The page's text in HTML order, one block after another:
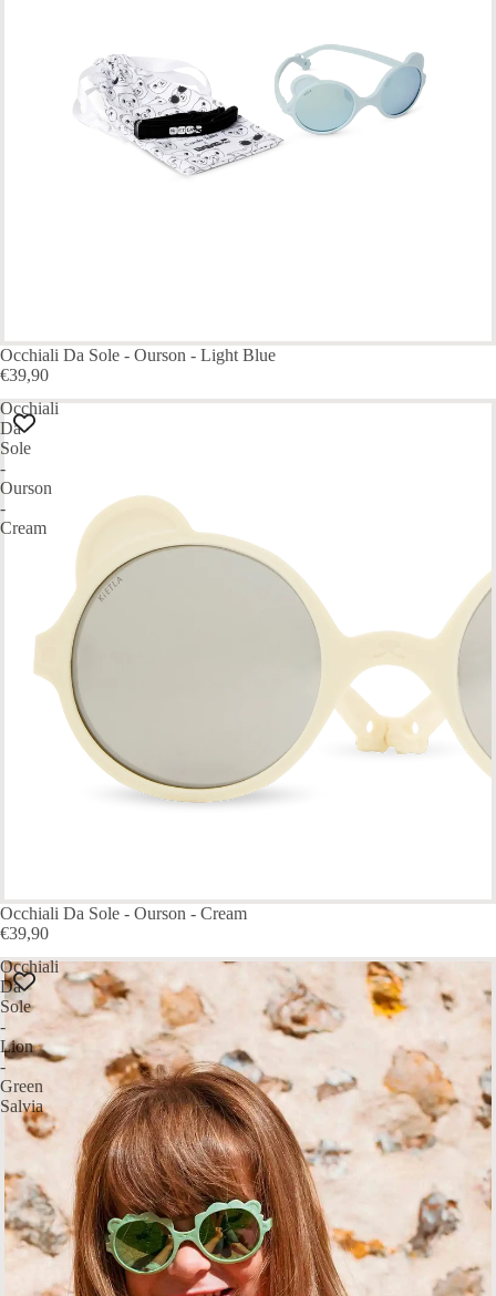
Occhiali Da Sole - Ourson - Light Blue
€39,90
Occhiali
Da
Sole
-
Ourson
-
Cream
Occhiali Da Sole - Ourson - Cream
€39,90
Occhiali
Da
Sole
-
Lion
-
Green
Salvia